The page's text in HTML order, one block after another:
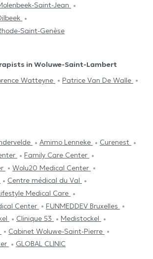
Saint-Jean
Saint-Genèse
in Woluwe-Saint-Lambert
Watteyne
Patrice Van De Walle
Amimo Lenneke
Curenest
Family Care Center
Wolu20 Medical Center
Centre médical du Val
Medical Care
Center
FUNMEDDEV Bruxelles
Clinique 53
Medistockel
Cabinet Woluwe-Saint-Pierre
GLOBAL CLINIC